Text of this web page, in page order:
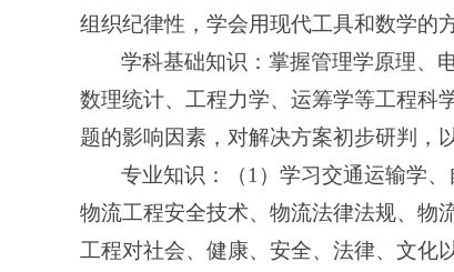
组织纪律性，学会用现代工具和数学的
学科基础知识：掌握管理学原理、
数理统计、工程力学、运筹学等工程科
题的影响因素，对解决方案初步研判，
专业知识：（1）学习交通运输学
物流工程安全技术、物流法律法规、物
工程对社会、健康、安全、法律、文化